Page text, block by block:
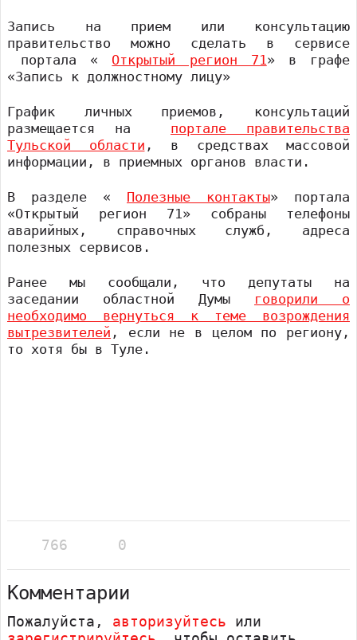
Запись на прием или консультацию
правительство можно сделать в сервисе
портала « Открытый регион 71 » в графе
«Запись к должностному лицу»
График личных приемов, консультаций
размещается на портале правительства
Тульской области , в средствах массовой
информации, в приемных органов власти.
В разделе « Полезные контакты» портала
«Открытый регион 71» собраны телефоны
аварийных, справочных служб, адреса
полезных сервисов.
Ранее мы сообщали, что депутаты на
заседании областной Думы говорили о
необходимо вернуться к теме возрождения
вытрезвителей , если не в целом по региону,
то хотя бы в Туле.
766 0
Комментарии
Пожалуйста, авторизуйтесь или